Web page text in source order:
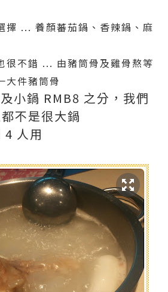
擇 ... 養顏蕃茄鍋、香辣鍋、麻
很不錯 ... 由豬筒骨及雞骨熬等
大件豬筒骨
小鍋 RMB8 之分，我們
不是很大鍋
4 人用